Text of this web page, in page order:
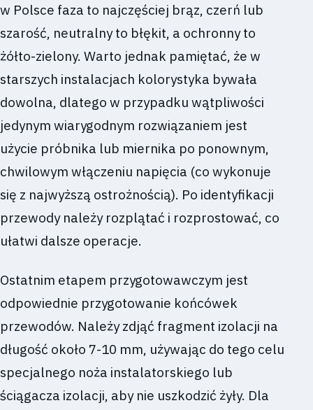
w Polsce faza to najczęściej brąz, czerń lub
szarość, neutralny to błękit, a ochronny to
żółto-zielony. Warto jednak pamiętać, że w
starszych instalacjach kolorystyka bywała
dowolna, dlatego w przypadku wątpliwości
jedynym wiarygodnym rozwiązaniem jest
użycie próbnika lub miernika po ponownym,
chwilowym włączeniu napięcia (co wykonuje
się z najwyższą ostrożnością). Po identyfikacji
przewody należy rozplątać i rozprostować, co
ułatwi dalsze operacje.
Ostatnim etapem przygotowawczym jest
odpowiednie przygotowanie końcówek
przewodów. Należy zdjąć fragment izolacji na
długość około 7-10 mm, używając do tego celu
specjalnego noża instalatorskiego lub
ściągacza izolacji, aby nie uszkodzić żyły. Dla